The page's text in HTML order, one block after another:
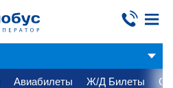
Авиабилеты Ж/Д Билеты